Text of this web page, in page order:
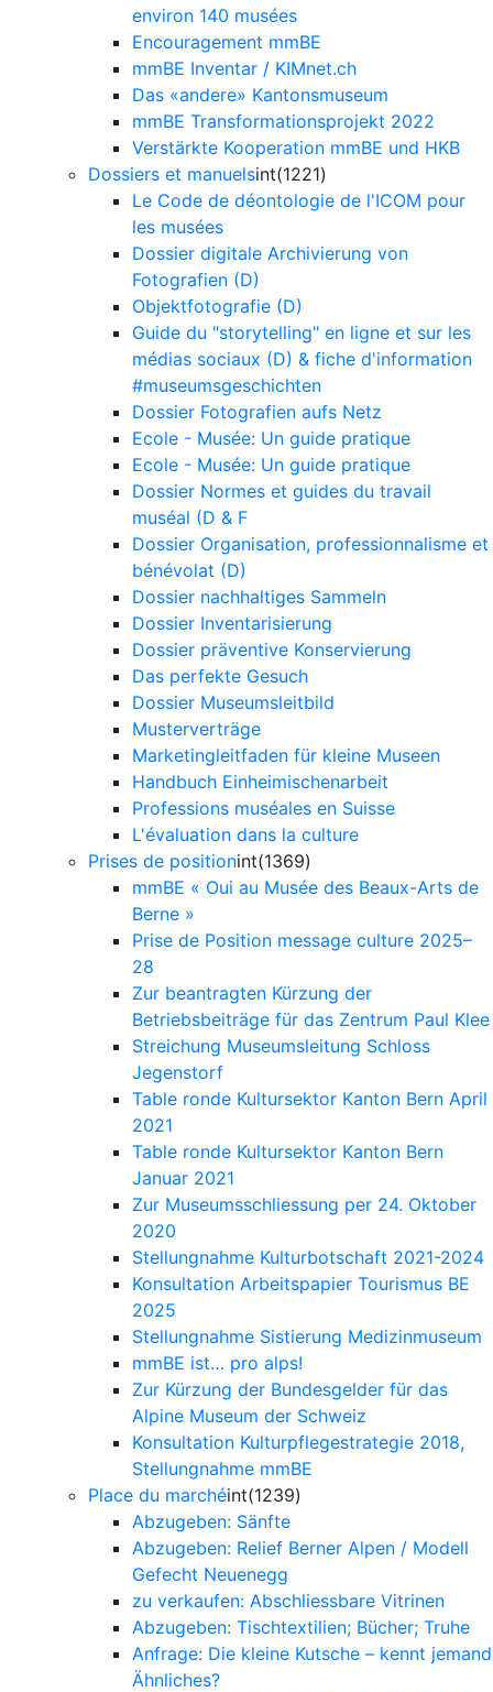
environ 140 musées
Encouragement mmBE
mmBE Inventar / KIMnet.ch
Das «andere» Kantonsmuseum
mmBE Transformationsprojekt 2022
Verstärkte Kooperation mmBE und HKB
Dossiers et manuelsint(1221)
Le Code de déontologie de l'ICOM pour
les musées
Dossier digitale Archivierung von
Fotografien (D)
Objektfotografie (D)
Guide du "storytelling" en ligne et sur les
médias sociaux (D) & fiche d'information
#museumsgeschichten
Dossier Fotografien aufs Netz
Ecole - Musée: Un guide pratique
Ecole - Musée: Un guide pratique
Dossier Normes et guides du travail
muséal (D & F
Dossier Organisation, professionnalisme et
bénévolat (D)
Dossier nachhaltiges Sammeln
Dossier Inventarisierung
Dossier präventive Konservierung
Das perfekte Gesuch
Dossier Museumsleitbild
Musterverträge
Marketingleitfaden für kleine Museen
Handbuch Einheimischenarbeit
Professions muséales en Suisse
L'évaluation dans la culture
Prises de positionint(1369)
mmBE « Oui au Musée des Beaux-Arts de
Berne »
Prise de Position message culture 2025–
28
Zur beantragten Kürzung der
Betriebsbeiträge für das Zentrum Paul Klee
Streichung Museumsleitung Schloss
Jegenstorf
Table ronde Kultursektor Kanton Bern April
2021
Table ronde Kultursektor Kanton Bern
Januar 2021
Zur Museumsschliessung per 24. Oktober
2020
Stellungnahme Kulturbotschaft 2021-2024
Konsultation Arbeitspapier Tourismus BE
2025
Stellungnahme Sistierung Medizinmuseum
mmBE ist… pro alps!
Zur Kürzung der Bundesgelder für das
Alpine Museum der Schweiz
Konsultation Kulturpflegestrategie 2018,
Stellungnahme mmBE
Place du marchéint(1239)
Abzugeben: Sänfte
Abzugeben: Relief Berner Alpen / Modell
Gefecht Neuenegg
zu verkaufen: Abschliessbare Vitrinen
Abzugeben: Tischtextilien; Bücher; Truhe
Anfrage: Die kleine Kutsche – kennt jemand
Ähnliches?